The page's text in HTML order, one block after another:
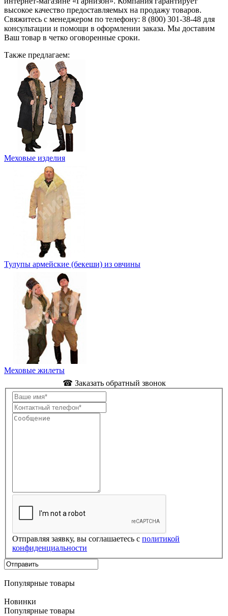
высокое качество предоставляемых на продажу товаров.
Свяжитесь с менеджером по телефону: 8 (800) 301-38-48 для
консультации и помощи в оформлении заказа. Мы доставим
Ваш товар в четко оговоренные сроки.
Также предлагаем:
Меховые изделия
Тулупы армейские (бекеши) из овчины
Меховые жилеты
☎ Заказать обратный звонок
Отправляя заявку, вы соглашаетесь с политикой
конфиденциальности
Популярные товары
Новинки
Популярные товары